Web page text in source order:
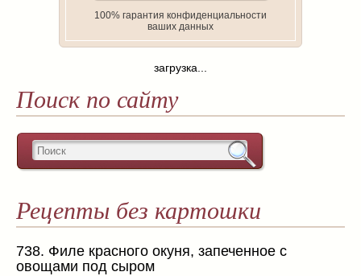
100% гарантия конфиденциальности
ваших данных
загрузка...
Поиск по сайту
Рецепты без картошки
738. Филе красного окуня, запеченное с
овощами под сыром